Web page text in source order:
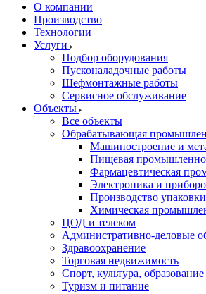
О компании
Производство
Технологии
Услуги
Подбор оборудования
Пусконаладочные работы
Шефмонтажные работы
Сервисное обслуживание
Объекты
Все объекты
Обрабатывающая
Машиностроение и
Пищевая
Фармацевтическая
Электроника и
Производство упаковки
Химическая
ЦОД и телеком
Административно-деловые
Здравоохранение
Торговая недвижимость
Спорт, культура, образование
Туризм и питание